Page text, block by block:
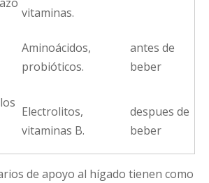
vitaminas.
Aminoácidos,
probióticos.
antes de
beber
Electrolitos,
vitaminas B.
despues de
beber
de apoyo al hígado tienen como